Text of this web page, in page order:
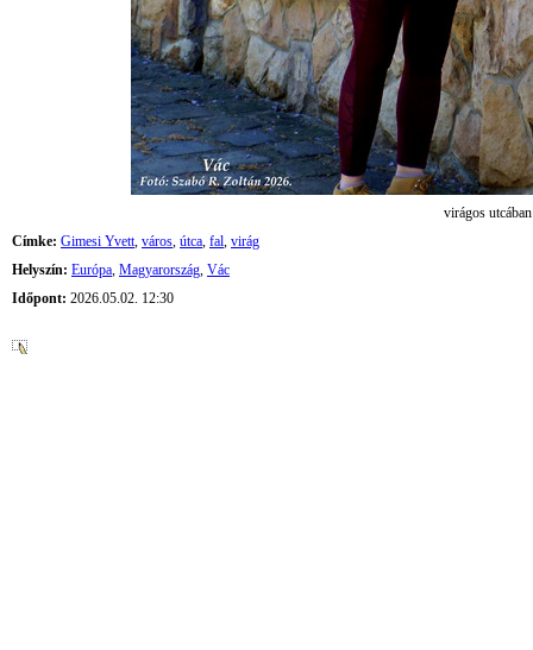
virágos utcában
Címke: Gimesi Yvett, város, útca, fal, virág
Helyszín: Európa, Magyarország, Vác
Időpont: 2026.05.02. 12:30